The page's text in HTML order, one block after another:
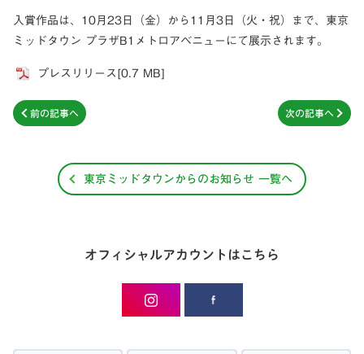
入賞作品は、10月23日（金）から11月3日（火・祝）まで、東京
ミッドタウン プラザB1メトロアベニューにて展示されます。
プレスリリース[0.7 MB]
次の記事へ
前の記事へ
東京ミッドタウンからのお知らせ 一覧へ
オフィシャルアカウントはこちら